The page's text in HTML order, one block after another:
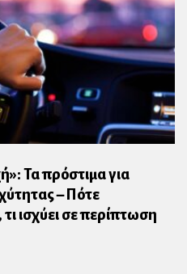
Τα πρόστιμα για
– Πότε
ισχύει σε περίπτωση